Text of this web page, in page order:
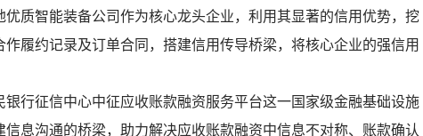
质智能装备公司作为核心龙头企业，利用其显著的信用优势，挖
履约记录及订单合同，搭建信用传导桥梁，将核心企业的强信用
征信中心中征应收账款融资服务平台这一国家级金融基础设施
息沟通的桥梁，助力解决应收账款融资中信息不对称、账款确认